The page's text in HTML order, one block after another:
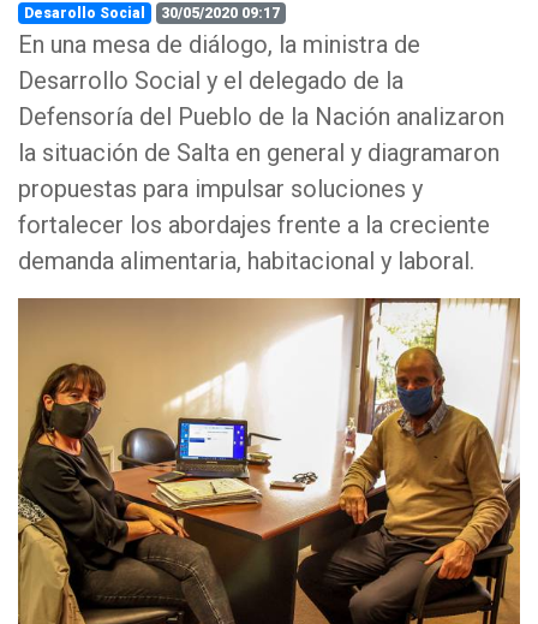
Desarollo Social
30/05/2020 09:17
En una mesa de diálogo, la ministra de
Desarrollo Social y el delegado de la
Defensoría del Pueblo de la Nación analizaron
la situación de Salta en general y diagramaron
propuestas para impulsar soluciones y
fortalecer los abordajes frente a la creciente
demanda alimentaria, habitacional y laboral.